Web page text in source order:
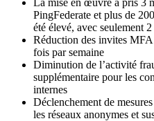
PingFederate et plus de
été élevé, avec seulement
Réduction des invites
fois par semaine
Diminution de l’activité
supplémentaire pour les
internes
Déclenchement de
les réseaux anonymes et